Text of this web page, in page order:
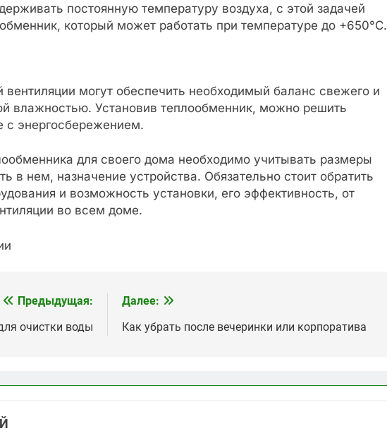
постоянную температуру воздуха, с этой задачей
который может работать при температуре до +650°С.
могут обеспечить необходимый баланс свежего и
влажностью. Установив теплообменник, можно решить
с энергосбережением.
для своего дома необходимо учитывать размеры
в нем, назначение устройства. Обязательно стоит обратить
и возможность установки, его эффективность, от
во всем доме.
Предыдущая:
очистки воды
Далее:
Как убрать после вечеринки или корпоратива